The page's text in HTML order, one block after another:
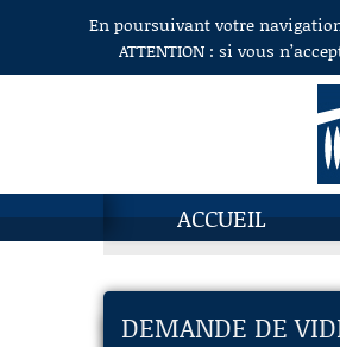
Aller au contenuEn poursuivant votre
ATTENTION : si vous
ACCUEIL
DEMANDE DE